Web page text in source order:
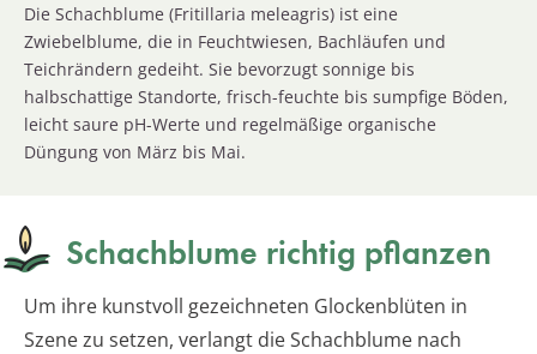
Die Schachblume (Fritillaria meleagris) ist eine
Zwiebelblume, die in Feuchtwiesen, Bachläufen und
Teichrändern gedeiht. Sie bevorzugt sonnige bis
halbschattige Standorte, frisch-feuchte bis sumpfige Böden,
leicht saure pH-Werte und regelmäßige organische
Düngung von März bis Mai.
Schachblume richtig pflanzen
Um ihre kunstvoll gezeichneten Glockenblüten in
Szene zu setzen, verlangt die Schachblume nach